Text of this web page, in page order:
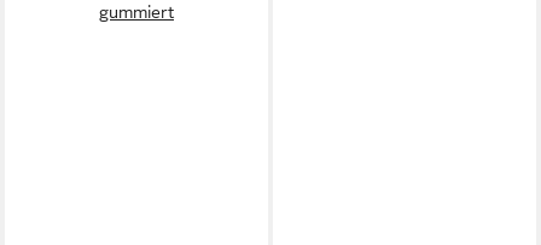
gummiert